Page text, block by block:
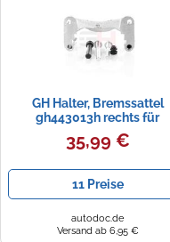
Zündkerzen
Navi Taschen
Navigationsgeräte
Navigationssoftware
Powercaps
Winterreifen
GH Halter, Bremssattel
gh443013h rechts für
MITSUBISHI
35,99 €
11 Preise
autodoc.de
Versand ab 6,95 €